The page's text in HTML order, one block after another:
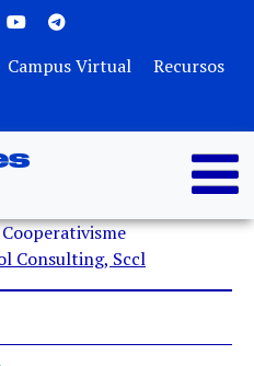
Campus Virtual Recursos
Cooperativisme
Consulting, Sccl